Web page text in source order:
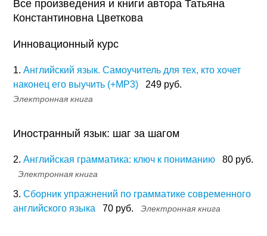
Все произведения и книги автора Татьяна
Константиновна Цветкова
Инновационный курс
1. Английский язык. Самоучитель для тех, кто хочет
наконец его выучить (+MP3)
249 руб.
Электронная книга
Иностранный язык: шаг за шагом
2. Английская грамматика: ключ к пониманию 80 руб.
Электронная книга
3. Сборник упражнений по грамматике современного
английского языка
70 руб. Электронная книга